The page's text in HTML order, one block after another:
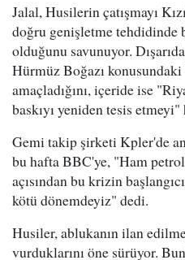
Jalal, Husilerin çatışmayı
doğru genişletme tehdidinde
olduğunu savunuyor.
Hürmüz Boğazı
amaçladığını, içeride ise
baskıyı yeniden tesis
Gemi takip şirketi Kpler'de
bu hafta BBC'ye, "Ham
açısından bu krizin
kötü dönemdeyiz" dedi.
Husiler, ablukanın ilan
vurduklarını öne sürüyor.